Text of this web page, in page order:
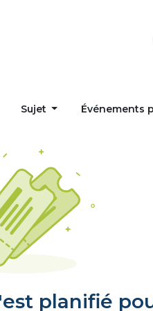
Sujet Événements
planifié